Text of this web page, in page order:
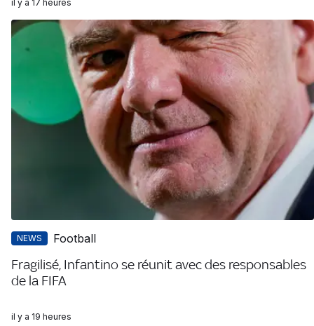
il y a 17 heures
NEWS Football
Fragilisé, Infantino se réunit avec des responsables
de la FIFA
il y a 19 heures